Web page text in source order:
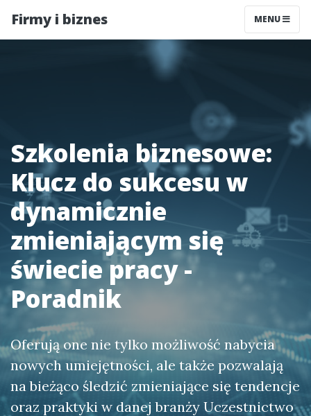
Firmy i biznes MENU
Szkolenia biznesowe:
Klucz do sukcesu w
dynamicznie
zmieniającym się
świecie pracy -
Poradnik
Oferują one nie tylko możliwość nabycia
nowych umiejętności, ale także pozwalają
na bieżąco śledzić zmieniające się tendencje
oraz praktyki w danej branży Uczestnictwo